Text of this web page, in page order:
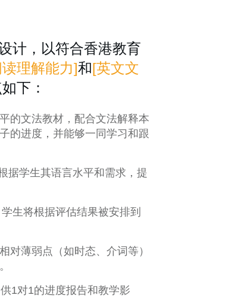
计，以符合香港教育
理解能力]和[英文文
下：
的文法教材，配合文法解释本
的进度，并能够一同学习和跟
据学生其语言水平和需求，提
生将根据评估结果被安排到
对薄弱点（如时态、介词等）
1对1的进度报告和教学影